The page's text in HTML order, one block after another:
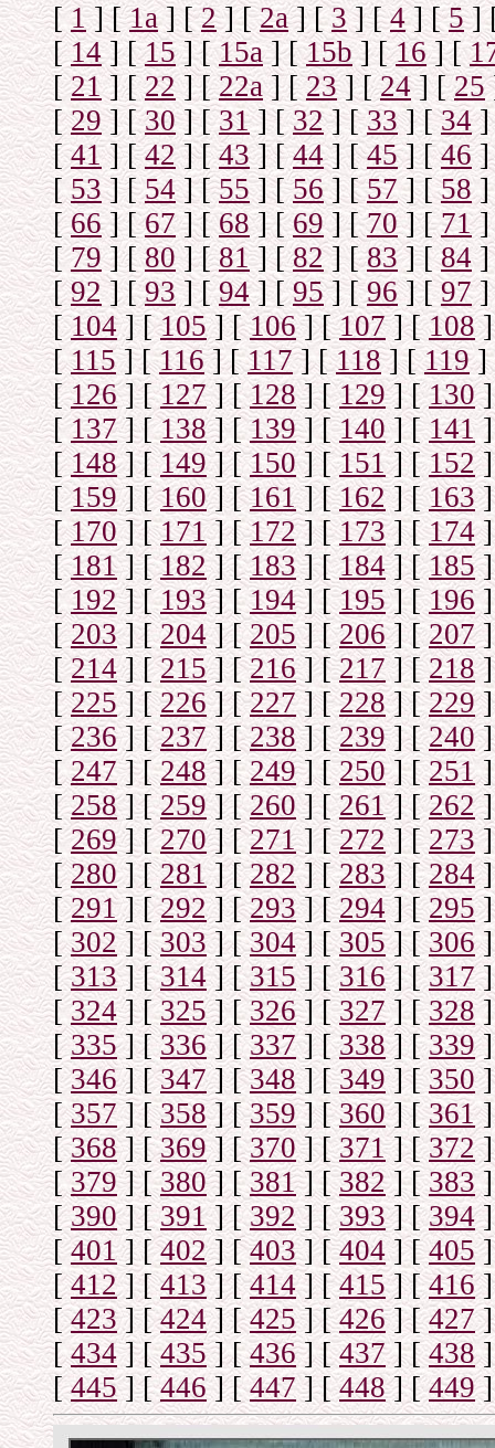
[1] [1а] [2] [2а] [3 ] [4] [5]
[14] [15] [15a] [15b] [16] [
[21] [22] [22a] [23] [24] [25
[29] [30] [31] [32] [33] [34]
[41] [42] [43] [44] [45] [46]
[53] [54] [55] [56] [57] [58]
[66] [67] [68] [69] [70] [71]
[79] [80 ] [81] [82] [83] [84]
[92] [93] [94] [95] [96] [97]
[104] [105] [106] [107] [108]
[115] [116] [117] [118] [119]
[126] [127] [128] [129] [130]
[137] [138] [139] [140] [ 141]
[148] [149] [150] [151] [152]
[159] [160] [161] [162] [163]
[170] [171] [172] [173] [174]
[181] [182] [183] [184] [185]
[192] [193] [194] [195] [196]
[203] [204] [205] [206] [207]
[214] [215] [216] [217] [ 218]
[225] [226] [227] [228] [229]
[236] [237] [238] [239] [240]
[247] [248] [249] [250] [251]
[258] [259] [260] [261] [262]
[269] [270] [271] [272] [ 273]
[280] [281] [282] [283] [284]
[291] [292] [293] [294] [295]
[302] [303] [304] [305] [306]
[313] [314] [315] [316] [317]
[324] [325] [326] [327] [328]
[335] [336] [337] [338] [339]
[346] [347] [348] [349] [350]
[357] [358] [359] [360] [361]
[368] [369] [370] [371] [372]
[ 379] [380] [381] [382] [383]
[390] [391] [392] [393] [394]
[401] [402] [403] [404] [405]
[412] [413] [414] [415] [416]
[423] [424] [425] [426] [427]
[434] [435] [436] [437] [438]
[445] [446] [447] [448] [449]